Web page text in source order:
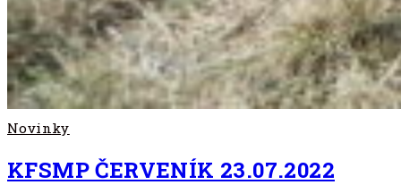
Novinky
KFSMP ČERVENÍK 23.07.2022